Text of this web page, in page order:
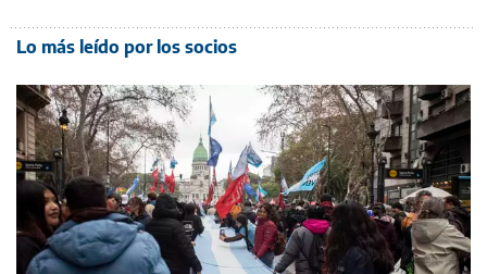
Lo más leído por los socios